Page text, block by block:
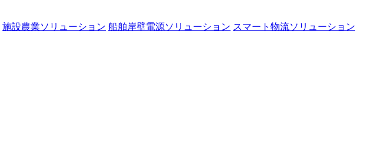
施設農業ソリューション 船舶岸壁電源ソリューション スマート物流ソリューション